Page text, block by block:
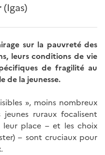
(Igas)
sur la pauvreté des
leurs conditions de vie
de fragilité au
de la jeunesse.
», moins nombreux
ruraux focalisent
leur place – et les choix
– sont cruciaux pour